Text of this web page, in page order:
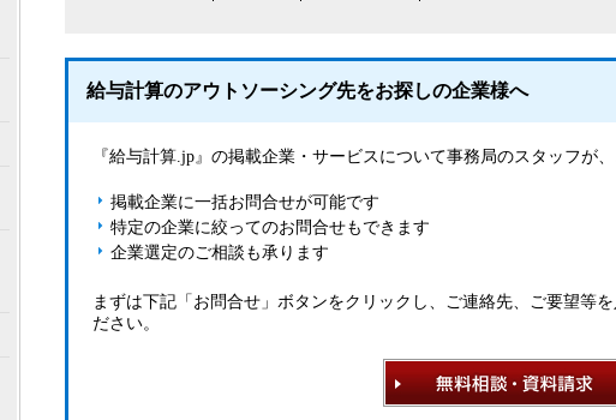
給与計算のアウトソーシング先をお探しの企業様へ
『給与計算.jp』の掲載企業・サービスについて事務局のスタッフが
掲載企業に一括お問合せが可能です
特定の企業に絞ってのお問合せもできます
企業選定のご相談も承ります
まずは下記「お問合せ」ボタンをクリックし、ご連絡先、ご要望等
ださい。